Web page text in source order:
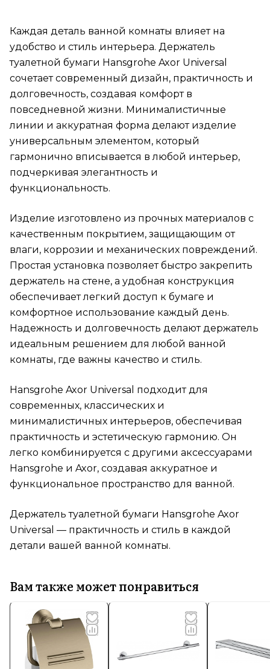
Каждая деталь ванной комнаты влияет на
удобство и стиль интерьера. Держатель
туалетной бумаги Hansgrohe Axor Universal
сочетает современный дизайн, практичность и
долговечность, создавая комфорт в
повседневной жизни. Минималистичные
линии и аккуратная форма делают изделие
универсальным элементом, который
гармонично вписывается в любой интерьер,
подчеркивая элегантность и
функциональность.
Изделие изготовлено из прочных материалов с
качественным покрытием, защищающим от
влаги, коррозии и механических повреждений.
Простая установка позволяет быстро закрепить
держатель на стене, а удобная конструкция
обеспечивает легкий доступ к бумаге и
комфортное использование каждый день.
Надежность и долговечность делают держатель
идеальным решением для любой ванной
комнаты, где важны качество и стиль.
Hansgrohe Axor Universal подходит для
современных, классических и
минималистичных интерьеров, обеспечивая
практичность и эстетическую гармонию. Он
легко комбинируется с другими аксессуарами
Hansgrohe и Axor, создавая аккуратное и
функциональное пространство для ванной.
Держатель туалетной бумаги Hansgrohe Axor
Universal — практичность и стиль в каждой
детали вашей ванной комнаты.
Вам также может понравиться